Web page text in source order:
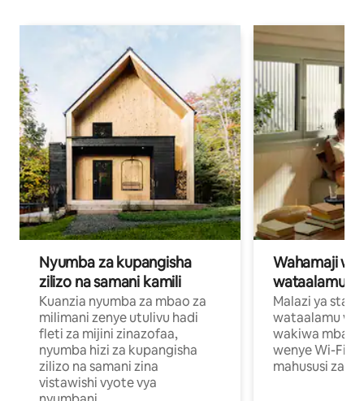
Nyumba za kupangisha
zilizo na samani kamili
Kuanzia nyumba za mbao za
milimani zenye utulivu hadi
fleti za mijini zinazofaa,
nyumba hizi za kupangisha
zilizo na samani zina
vistawishi vyote vya
Wahamaji
wataalamu
Malazi ya
wataalamu
wakiwa mbali
wenye Wi-Fi
mahususi za